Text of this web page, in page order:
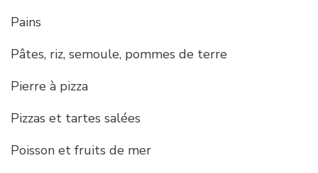
Pains
Pâtes, riz, semoule, pommes de terre
Pierre à pizza
Pizzas et tartes salées
Poisson et fruits de mer